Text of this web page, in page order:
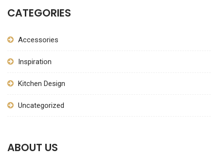
CATEGORIES
Accessories
Inspiration
Kitchen Design
Uncategorized
ABOUT US